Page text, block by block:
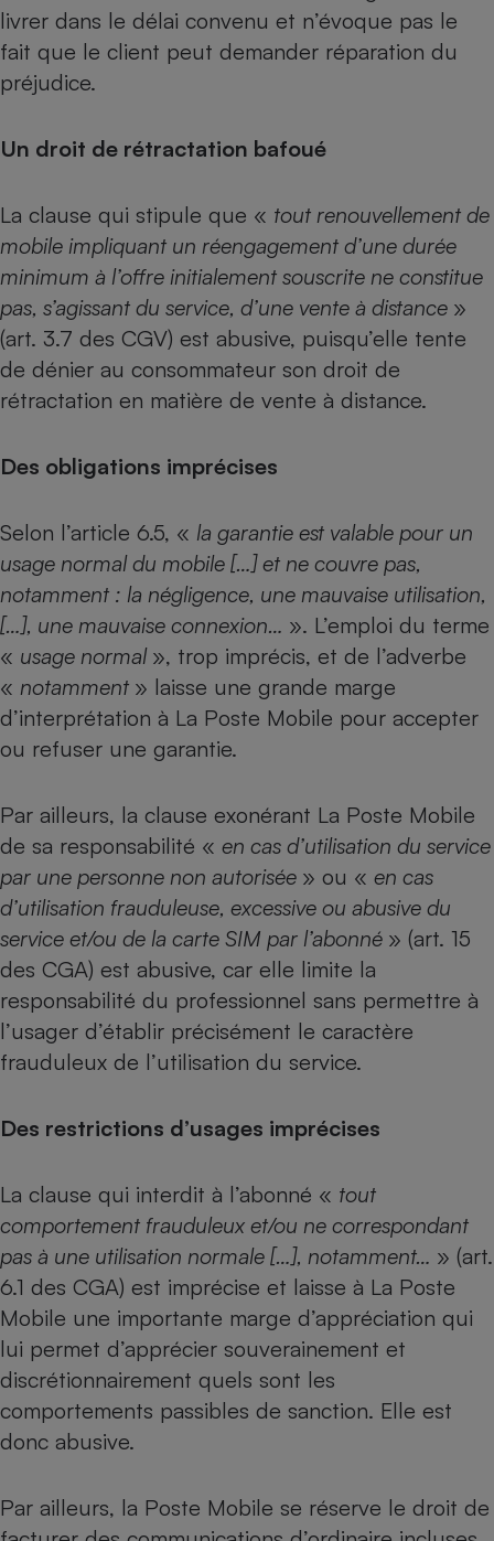
livrer dans le délai convenu et n’évoque pas le
fait que le client peut demander réparation du
préjudice.
Un droit de rétractation bafoué
La clause qui stipule que « tout renouvellement de
mobile impliquant un réengagement d’une durée
minimum à l’offre initialement souscrite ne constitue
pas, s’agissant du service, d’une vente à distance »
(art. 3.7 des CGV) est abusive, puisqu’elle tente
de dénier au consommateur son droit de
rétractation en matière de vente à distance.
Des obligations imprécises
Selon l’article 6.5, « la garantie est valable pour un
usage normal du mobile […] et ne couvre pas,
notamment : la négligence, une mauvaise utilisation,
[…], une mauvaise connexion… ». L’emploi du terme
« usage normal », trop imprécis, et de l’adverbe
« notamment » laisse une grande marge
d’interprétation à La Poste Mobile pour accepter
ou refuser une garantie.
Par ailleurs, la clause exonérant La Poste Mobile
de sa responsabilité « en cas d’utilisation du service
par une personne non autorisée » ou « en cas
d’utilisation frauduleuse, excessive ou abusive du
service et/ou de la carte SIM par l’abonné » (art. 15
des CGA) est abusive, car elle limite la
responsabilité du professionnel sans permettre à
l’usager d’établir précisément le caractère
frauduleux de l’utilisation du service.
Des restrictions d’usages imprécises
La clause qui interdit à l’abonné « tout
comportement frauduleux et/ou ne correspondant
pas à une utilisation normale […], notamment… » (art.
6.1 des CGA) est imprécise et laisse à La Poste
Mobile une importante marge d’appréciation qui
lui permet d’apprécier souverainement et
discrétionnairement quels sont les
comportements passibles de sanction. Elle est
donc abusive.
Par ailleurs, la Poste Mobile se réserve le droit de